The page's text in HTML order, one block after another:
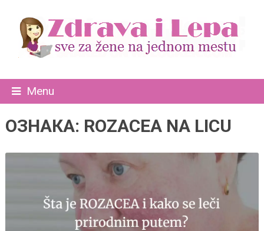
Menu
ОЗНАКА: ROZACEA NA LICU